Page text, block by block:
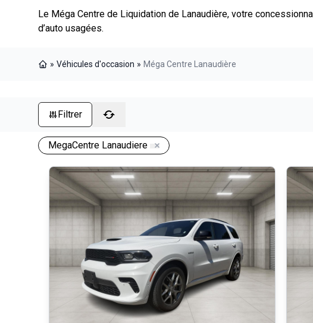
Le Méga Centre de Liquidation de Lanaudière, votre
d’auto usagées.
» Véhicules d'occasion » Méga Centre Lanaudière
Filtrer
MegaCentre Lanaudiere